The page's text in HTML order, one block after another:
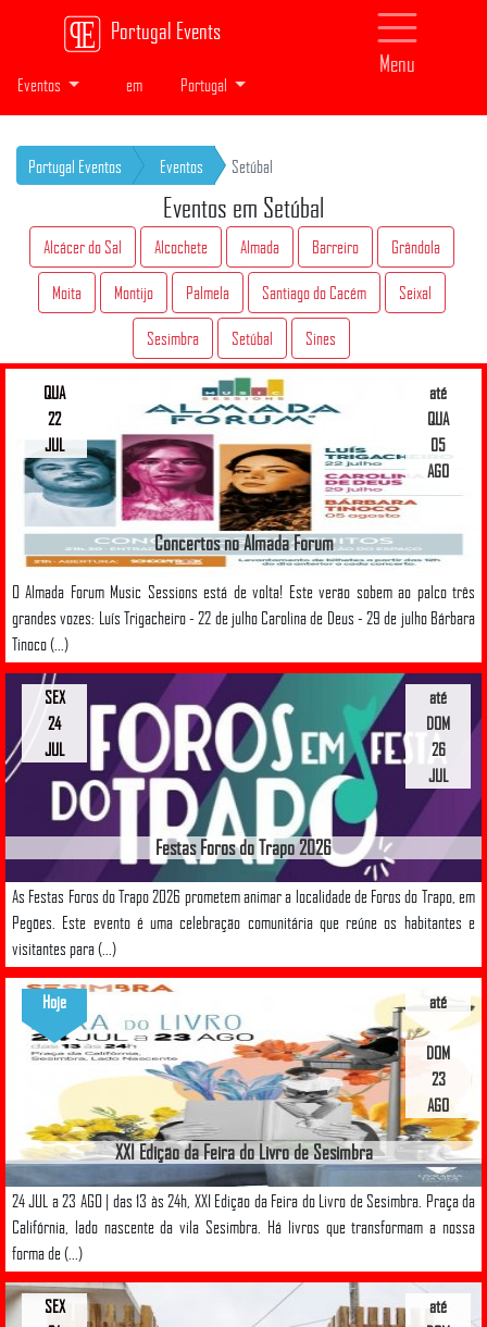
Portugal Events
Menu
Eventos em Portugal
Portugal Eventos Eventos Setúbal
Eventos em Setúbal
Alcácer do Sal Alcochete Almada Barreiro Grândola
Moita Montijo Palmela Santiago do Cacém Seixal
Sesimbra Setúbal Sines
Concertos no Almada Forum
O Almada Forum Music Sessions está de volta! Este verão sobem ao palco três
grandes vozes: Luís Trigacheiro - 22 de julho Carolina de Deus - 29 de julho Bárbara
Tinoco (...)
até
QUA
05
AGO
QUA
22
JUL
Festas Foros do Trapo 2026
As Festas Foros do Trapo 2026 prometem animar a localidade de Foros do Trapo, em
Pegões. Este evento é uma celebração comunitária que reúne os habitantes e
visitantes para (...)
até
DOM
26
JUL
SEX
24
JUL
XXI Edição da Feira do Livro de Sesimbra
24 JUL a 23 AGO | das 13 às 24h, XXI Edição da Feira do Livro de Sesimbra. Praça da
Califórnia, lado nascente da vila Sesimbra. Há livros que transformam a nossa
forma de (...)
até
DOM
23
AGO
Hoje
até
SEX